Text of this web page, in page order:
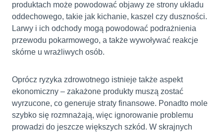
produktach może powodować objawy ze strony układu
oddechowego, takie jak kichanie, kaszel czy duszności.
Larwy i ich odchody mogą powodować podrażnienia
przewodu pokarmowego, a także wywoływać reakcje
skórne u wrażliwych osób.
Oprócz ryzyka zdrowotnego istnieje także aspekt
ekonomiczny – zakażone produkty muszą zostać
wyrzucone, co generuje straty finansowe. Ponadto mole
szybko się rozmnażają, więc ignorowanie problemu
prowadzi do jeszcze większych szkód. W skrajnych